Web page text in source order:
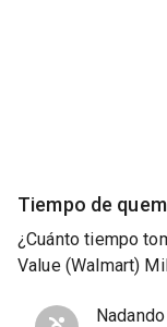
Tiempo de
¿Cuánto tiempo
Value (Walmart)
Nadando